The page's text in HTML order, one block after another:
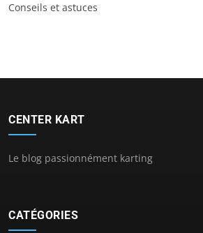
Conseils et astuces
CENTER KART
Le blog passionnément karting
CATÉGORIES